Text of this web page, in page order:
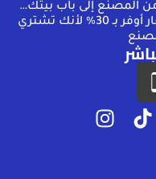
المصنع إلى باب بيتك…
بدون وسطاء ولا تكاليف زايدة. أسعار أوفر بـ 30% لأنك تشتري